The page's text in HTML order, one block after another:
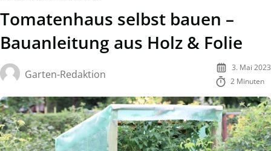
Tomatenhaus selbst bauen –
Bauanleitung aus Holz & Folie
Garten-Redaktion
3. Mai 2023
2 Minuten